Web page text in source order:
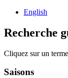
English
Recherche
Cliquez sur un
Saisons